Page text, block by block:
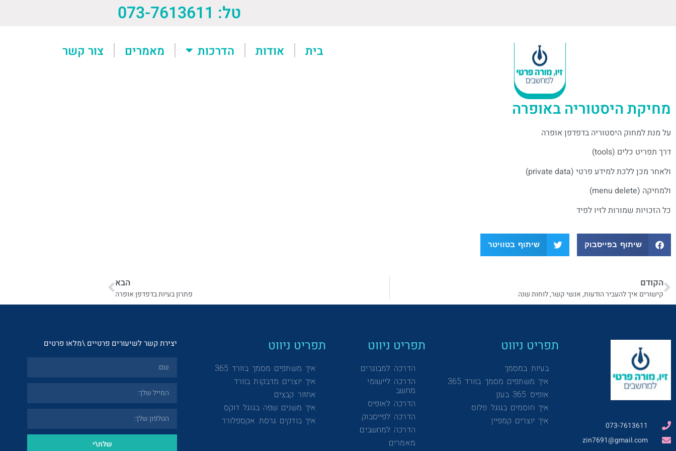
טל: 073-7613611
בית אודות הדרכות מאמרים צור קשר
מחיקת היסטוריה באופרה
על מנת למחוק היסטוריה בדפדפן אופרה
דרך תפריט כלים (tools)
ולאחר מכן ללכת למידע פרטי (private data)
ולמחיקה (menu delete)
כל הזכויות שמורות לזיו לפיד
שיתוף בפייסבוק שיתוף בטוויטר
הקודם
קישורים איך להעביר הודעות, אנשי קשר, לוחות שנה
הבא
פתרון בעיות בדפדפן אופרה
073-7613611
zin7691@gmail.com
תפריט ניווט
בעיות במסמך
איך משתפים מסמך בוורד 365
אופיס 365 בענן
איך חוסמים בגוגל פלוס
איך יוצרים קמפיין
תפריט ניווט
הדרכה למבוגרים
הדרכה ליישומי
מחשב
הדרכה לאופיס
הדרכה לפייסבוק
הדרכה למחשבים
מאמרים
תפריט ניווט
איך משתפים מסמך בוורד 365
איך יוצרים מדבקות בוורד
אחזור קבצים
איך משנים שפה בגוגל דוקס
איך בודקים גרסת אקספלורר
יצירת קשר לשיעורים פרטיים \מלאו פרטים
שלח\י